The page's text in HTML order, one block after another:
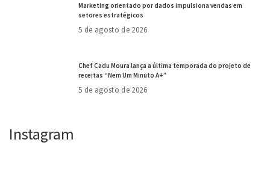
Marketing orientado por dados impulsiona vendas em
setores estratégicos
5 de agosto de 2026
Chef Cadu Moura lança a última temporada do projeto de
receitas “Nem Um Minuto A+”
5 de agosto de 2026
Instagram